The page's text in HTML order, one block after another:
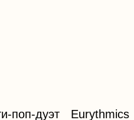
поп-дуэт